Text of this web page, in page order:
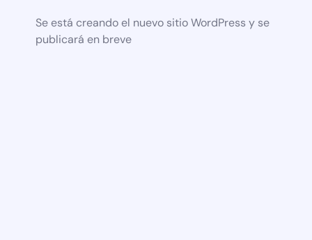
Se está creando el nuevo sitio WordPress y se
publicará en breve